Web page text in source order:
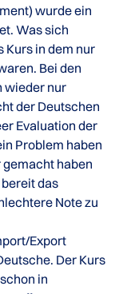
wurde ein
Was sich
Kurs in dem nur
Bei den
wieder nur
der Deutschen
Evaluation der
Problem haben
haben
das
Note zu
Export
Der Kurs
in